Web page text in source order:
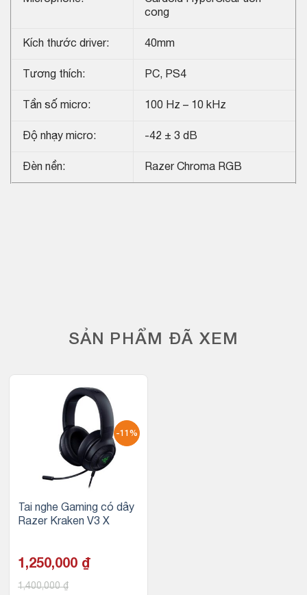
cong
Kích thước driver: 40mm
Tương thích: PC, PS4
Tần số micro: 100 Hz – 10 kHz
Độ nhạy micro: -42 ± 3 dB
Đèn nền: Razer Chroma RGB
SẢN PHẨM ĐÃ XEM
-11%
Tai nghe Gaming có dây
Razer Kraken V3 X
1,250,000 ₫
1,400,000₫